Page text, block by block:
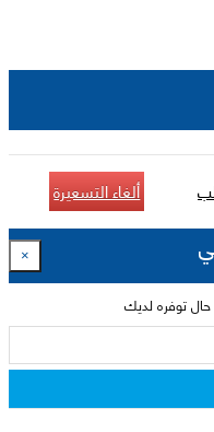
ألغاء التسعيرة
×
حال توفره لديك